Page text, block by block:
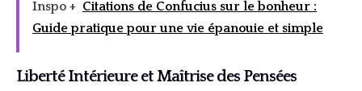
Inspo + Citations de Confucius sur le bonheur :
Guide pratique pour une vie épanouie et simple
Liberté Intérieure et Maîtrise des Pensées